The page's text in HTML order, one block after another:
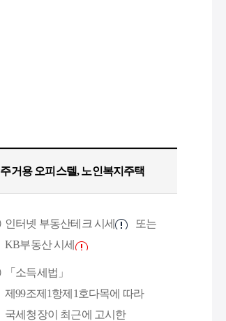
주거용 오피스텔, 노인복지주택
인터넷 부동산테크 시세
또는
KB부동산 시세
「소득세법」
제99조제1항제1호다목에 따라
국세청장이 최근에 고시한